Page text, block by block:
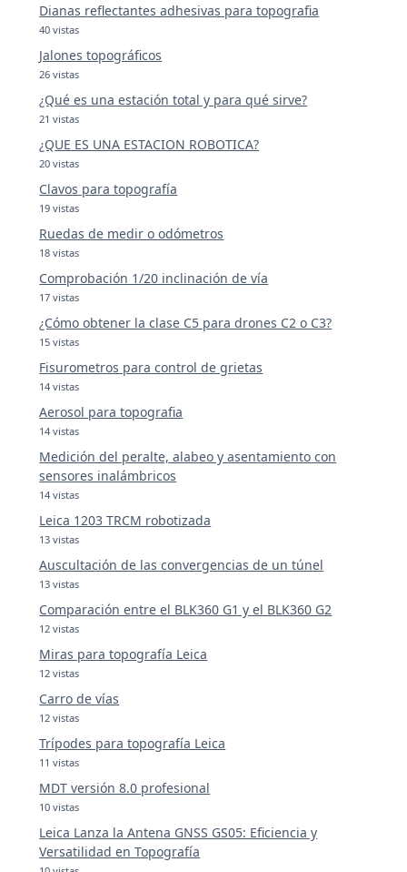
Dianas reflectantes adhesivas para topografia
40 vistas
Jalones topográficos
26 vistas
¿Qué es una estación total y para qué sirve?
21 vistas
¿QUE ES UNA ESTACION ROBOTICA?
20 vistas
Clavos para topografía
19 vistas
Ruedas de medir o odómetros
18 vistas
Comprobación 1/20 inclinación de vía
17 vistas
¿Cómo obtener la clase C5 para drones C2 o C3?
15 vistas
Fisurometros para control de grietas
14 vistas
Aerosol para topografia
14 vistas
Medición del peralte, alabeo y asentamiento con
sensores inalámbricos
14 vistas
Leica 1203 TRCM robotizada
13 vistas
Auscultación de las convergencias de un túnel
13 vistas
Comparación entre el BLK360 G1 y el BLK360 G2
12 vistas
Miras para topografía Leica
12 vistas
Carro de vías
12 vistas
Trípodes para topografía Leica
11 vistas
MDT versión 8.0 profesional
10 vistas
Leica Lanza la Antena GNSS GS05: Eficiencia y
Versatilidad en Topografía